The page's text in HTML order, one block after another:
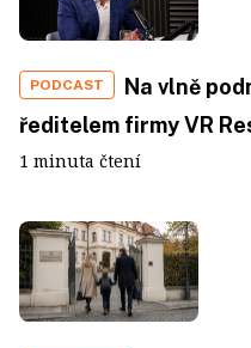
PODCAST
Na vlně
ředitelem firmy VR
1 minuta čtení